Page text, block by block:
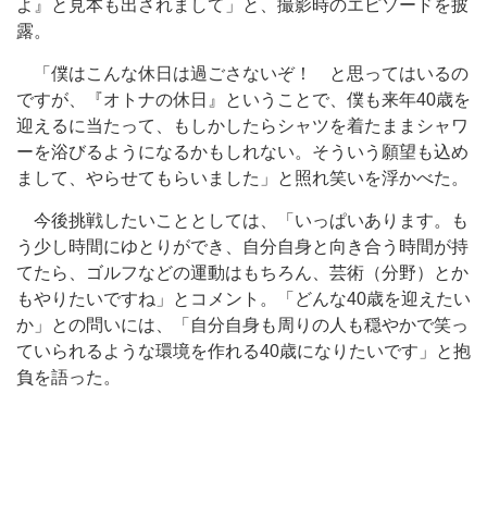
よ』と見本も出されまして」と、撮影時のエピソードを披
露。
「僕はこんな休日は過ごさないぞ！ と思ってはいるの
ですが、『オトナの休日』ということで、僕も来年40歳を
迎えるに当たって、もしかしたらシャツを着たままシャワ
ーを浴びるようになるかもしれない。そういう願望も込め
まして、やらせてもらいました」と照れ笑いを浮かべた。
今後挑戦したいこととしては、「いっぱいあります。も
う少し時間にゆとりができ、自分自身と向き合う時間が持
てたら、ゴルフなどの運動はもちろん、芸術（分野）とか
もやりたいですね」とコメント。「どんな40歳を迎えたい
か」との問いには、「自分自身も周りの人も穏やかで笑っ
ていられるような環境を作れる40歳になりたいです」と抱
負を語った。